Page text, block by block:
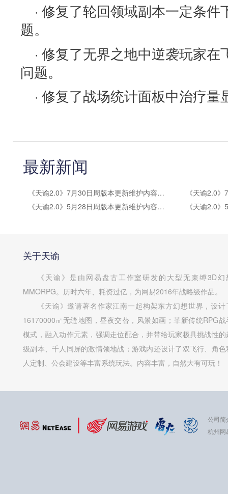
· 修复了轮回领域副本一定条
题。
· 修复了无界之地中逆袭玩家
问题。
· 修复了战场统计面板中治疗
最新新闻
《天谕2.0》7月30日周版本更新维护内容公告
《天谕2.0》5月28日周版本更新维护内容公告
关于天谕
《天谕》是由网易盘古工作室研发的大型无束缚3D幻
MMORPG。历时六年、耗资过亿，为网易2016年战略级作品。
《天谕》邀请著名作家江南一起构架东方幻想世界，设计
16170000㎡无缝地图，昼夜交替，风景如画；革新传统RPG战
模式，融入动作元素，强调走位配合，并带给玩家极具挑战性的
级副本、千人同屏的激情领地战；游戏内还设计了双飞行、角色
人定制、公会建设等丰富系统玩法。内容丰富，自然大有可玩！
公司简
杭州